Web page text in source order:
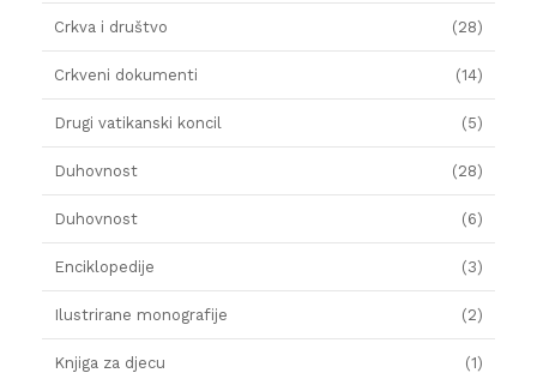
Crkva i društvo (28)
Crkveni dokumenti (14)
Drugi vatikanski koncil (5)
Duhovnost (28)
Duhovnost (6)
Enciklopedije (3)
Ilustrirane monografije (2)
Knjiga za djecu (1)